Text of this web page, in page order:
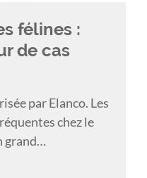
félines :
de cas
par Elanco. Les
chez le
grand
risque